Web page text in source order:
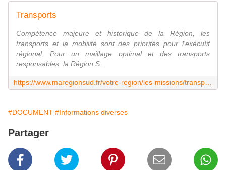
Transports
Compétence majeure et historique de la Région, les
transports et la mobilité sont des priorités pour l'exécutif
régional. Pour un maillage optimal et des transports
responsables, la Région S...
#DOCUMENT #Informations diverses
Partager